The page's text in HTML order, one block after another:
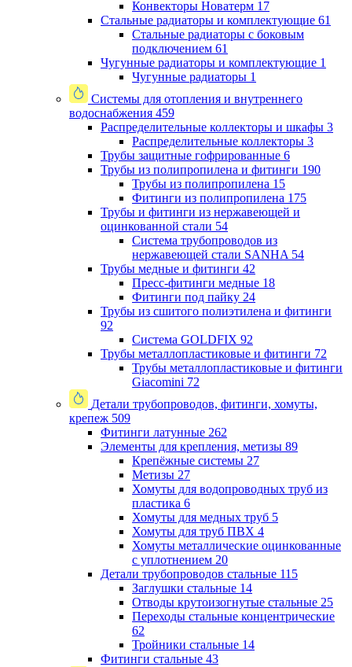
Конвекторы Новатерм 17
Стальные радиаторы и комплектующие 61
Стальные радиаторы с боковым
подключением 61
Чугунные радиаторы и комплектующие 1
Чугунные радиаторы 1
Системы для отопления и внутреннего
водоснабжения 459
Распределительные коллекторы и шкафы 3
Распределительные коллекторы 3
Трубы защитные гофрированные 6
Трубы из полипропилена и фитинги 190
Трубы из полипропилена 15
Фитинги из полипропилена 175
Трубы и фитинги из нержавеющей и
оцинкованной стали 54
Система трубопроводов из
нержавеющей стали SANHA 54
Трубы медные и фитинги 42
Пресс-фитинги медные 18
Фитинги под пайку 24
Трубы из сшитого полиэтилена и фитинги
92
Система GOLDFIX 92
Трубы металлопластиковые и фитинги 72
Трубы металлопластиковые и фитинги
Giacomini 72
Детали трубопроводов, фитинги, хомуты,
крепеж 509
Фитинги латунные 262
Элементы для крепления, метизы 89
Крепёжные системы 27
Метизы 27
Хомуты для водопроводных труб из
пластика 6
Хомуты для медных труб 5
Хомуты для труб ПВХ 4
Хомуты металлические оцинкованные
с уплотнением 20
Детали трубопроводов стальные 115
Заглушки стальные 14
Отводы крутоизогнутые стальные 25
Переходы стальные концентрические
62
Тройники стальные 14
Фитинги стальные 43